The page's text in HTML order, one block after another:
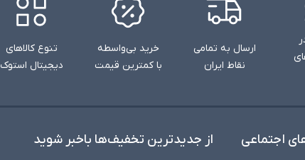
ارسال به تمامی
نقاط ایران
خرید بی‌واسطه
با کمترین قیمت
تنوع کالاهای
دیجیتال استوک
اجتماعی از جدید‌ترین تخفیف‌ها با‌خبر شوید